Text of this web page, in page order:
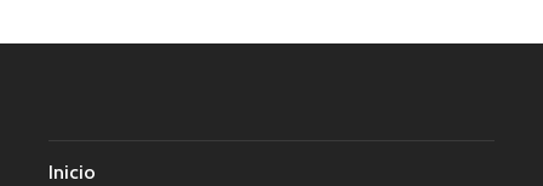
Inicio